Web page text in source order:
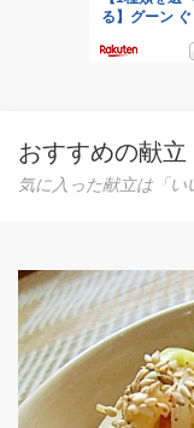
おすすめの献立
気に入った献立は「い